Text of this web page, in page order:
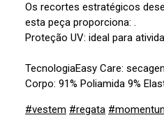
Os recortes estratégicos
esta peça proporciona: .
Proteção UV: ideal para
TecnologiaEasy Care:
Corpo: 91% Poliamida 9%
#vestem #regata